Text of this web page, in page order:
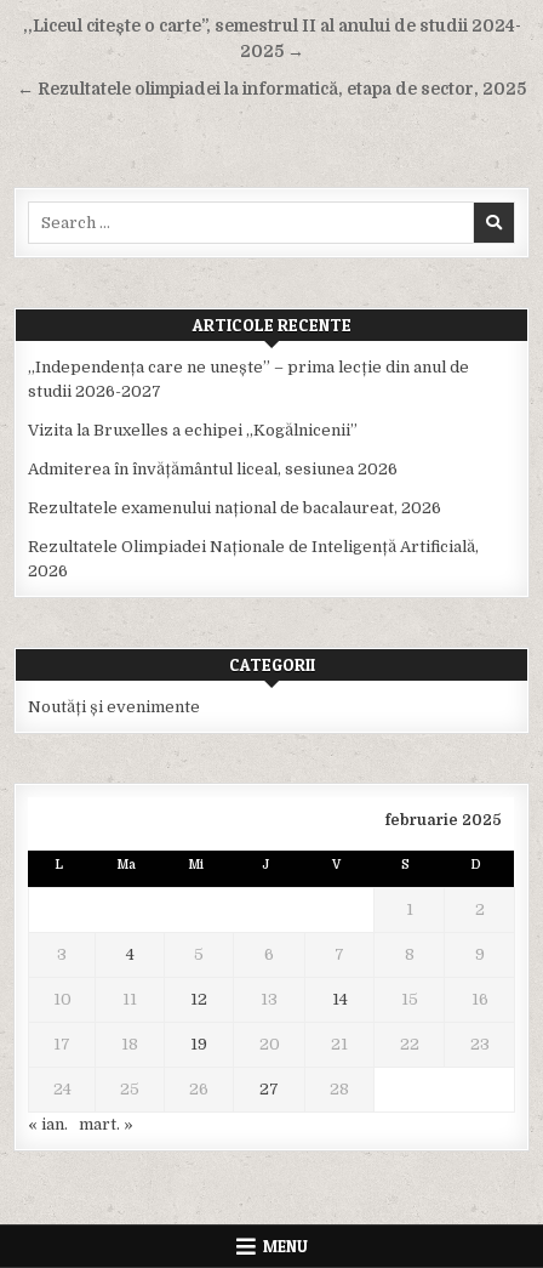
Navigare
în
articole
,,Liceul citește o carte”, semestrul II al anului de studii 2024-
2025 →
← Rezultatele olimpiadei la informatică, etapa de sector, 2025
ARTICOLE RECENTE
,,Independența care ne unește” – prima lecție din anul de
studii 2026-2027
Vizita la Bruxelles a echipei ,,Kogălnicenii”
Admiterea în învățământul liceal, sesiunea 2026
Rezultatele examenului național de bacalaureat, 2026
Rezultatele Olimpiadei Naționale de Inteligență Artificială,
2026
CATEGORII
Noutăți și evenimente
februarie 2025
L Ma Mi J V S D
1 2
3 4 5 6 7 8 9
10 11 12 13 14 15 16
17 18 19 20 21 22 23
24 25 26 27
28
« ian.
mart. »
MENU